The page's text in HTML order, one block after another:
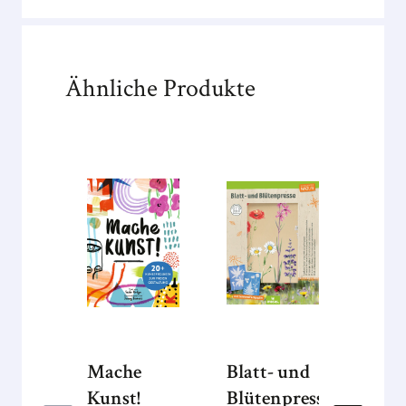
Ähnliche Produkte
Mache
Kunst!
Blatt- und
Blütenpresse